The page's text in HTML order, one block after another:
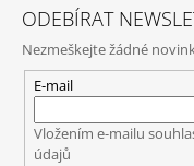
ODEBÍRAT
Nezmeškejte žádné
E-mail
Vložením e-mailu
údajů